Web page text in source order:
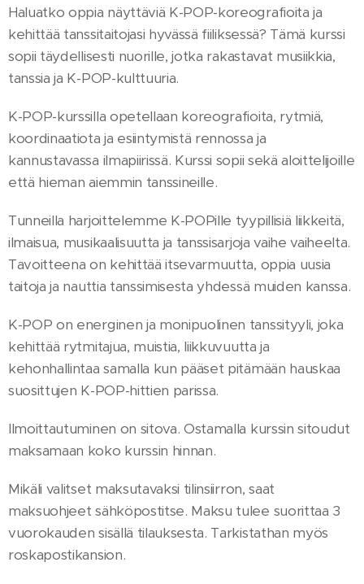
Haluatko oppia näyttäviä K-POP-koreografioita ja
kehittää tanssitaitojasi hyvässä fiiliksessä? Tämä kurssi
sopii täydellisesti nuorille, jotka rakastavat musiikkia,
tanssia ja K-POP-kulttuuria.
K-POP-kurssilla opetellaan koreografioita, rytmiä,
koordinaatiota ja esiintymistä rennossa ja
kannustavassa ilmapiirissä. Kurssi sopii sekä aloittelijoille
että hieman aiemmin tanssineille.
Tunneilla harjoittelemme K-POPille tyypillisiä liikkeitä,
ilmaisua, musikaalisuutta ja tanssisarjoja vaihe vaiheelta.
Tavoitteena on kehittää itsevarmuutta, oppia uusia
taitoja ja nauttia tanssimisesta yhdessä muiden kanssa.
K-POP on energinen ja monipuolinen tanssityyli, joka
kehittää rytmitajua, muistia, liikkuvuutta ja
kehonhallintaa samalla kun pääset pitämään hauskaa
suosittujen K-POP-hittien parissa.
Ilmoittautuminen on sitova. Ostamalla kurssin sitoudut
maksamaan koko kurssin hinnan.
Mikäli valitset maksutavaksi tilinsiirron, saat
maksuohjeet sähköpostitse. Maksu tulee suorittaa 3
vuorokauden sisällä tilauksesta. Tarkistathan myös
roskapostikansion.